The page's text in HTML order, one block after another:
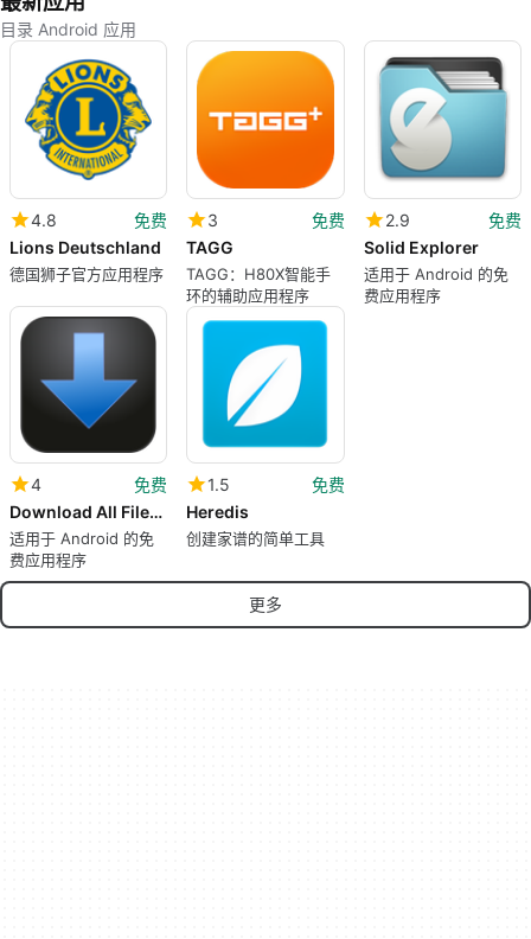
目录 Android 应用
4.8
免费
Lions Deutschland
德国狮子官方应用程序
3
免费
TAGG
TAGG：H80X智能手
环的辅助应用程序
2.9
免费
Solid Explorer
适用于 Android 的免
费应用程序
4
免费
Download All Files - Download Manager
适用于 Android 的免
费应用程序
1.5
免费
Heredis
创建家谱的简单工具
更多